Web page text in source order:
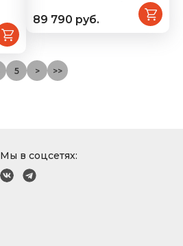
89 790 руб.
5 > >>
Мы в соцсетях: